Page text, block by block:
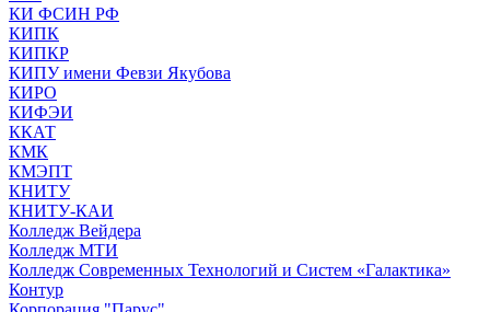
КИ ФСИН РФ
КИПК
КИПКР
КИПУ имени Февзи Якубова
КИРО
КИФЭИ
ККАТ
КМК
КМЭПТ
КНИТУ
КНИТУ-КАИ
Колледж Вейдера
Колледж МТИ
Колледж Современных Технологий и Систем «Галактика»
Контур